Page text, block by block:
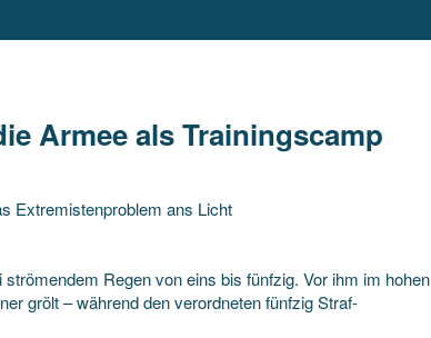
Armee als Trainingscamp
Extremistenproblem ans Licht
Regen von eins bis fünfzig. Vor ihm im hohen
grölt – während den verordneten fünfzig Straf-